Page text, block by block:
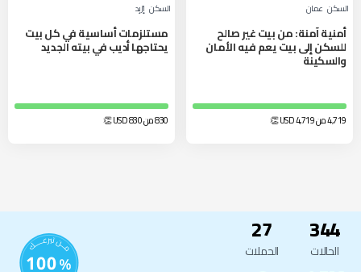
السكن عمان
أمنية آمنة: من بيت غير صالح
للسكن إلى بيت يعم فيه الأمان
والسكينة
4,719 من 4,719 USD
👏
السكن إرْبِد‎
مستلزمات أساسية في كل بيت
يحتاجها أديب في بيته الجديد
830 من 830 USD
👏
344
الحالات
27
الحملات